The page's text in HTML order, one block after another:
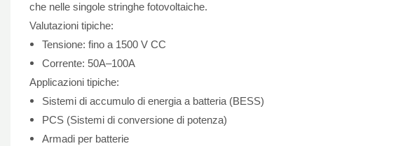
che nelle singole stringhe fotovoltaiche.
Valutazioni tipiche:
Tensione: fino a 1500 V CC
Corrente: 50A–100A
Applicazioni tipiche:
Sistemi di accumulo di energia a batteria (BESS)
PCS (Sistemi di conversione di potenza)
Armadi per batterie